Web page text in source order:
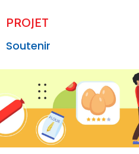
PROJET
Soutenir